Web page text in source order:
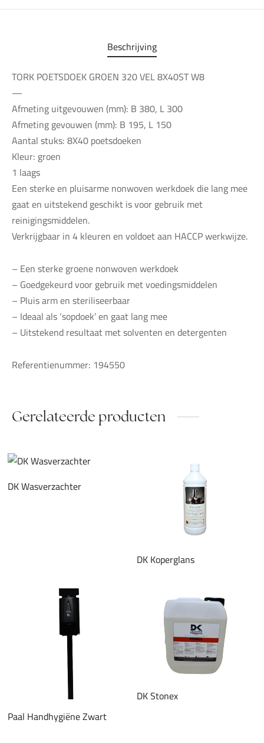
Beschrijving
TORK POETSDOEK GROEN 320 VEL 8X40ST W8
—
Afmeting uitgevouwen (mm): B 380, L 300
Afmeting gevouwen (mm): B 195, L 150
Aantal stuks: 8X40 poetsdoeken
Kleur: groen
1 laags
Een sterke en pluisarme nonwoven werkdoek die lang mee
gaat en uitstekend geschikt is voor gebruik met
reinigingsmiddelen.
Verkrijgbaar in 4 kleuren en voldoet aan HACCP werkwijze.
– Een sterke groene nonwoven werkdoek
– Goedgekeurd voor gebruik met voedingsmiddelen
– Pluis arm en steriliseerbaar
– Ideaal als ‘sopdoek’ en gaat lang mee
– Uitstekend resultaat met solventen en detergenten
Referentienummer: 194550
Gerelateerde producten
DK Wasverzachter
DK Koperglans
Paal Handhygiëne Zwart
DK Stonex